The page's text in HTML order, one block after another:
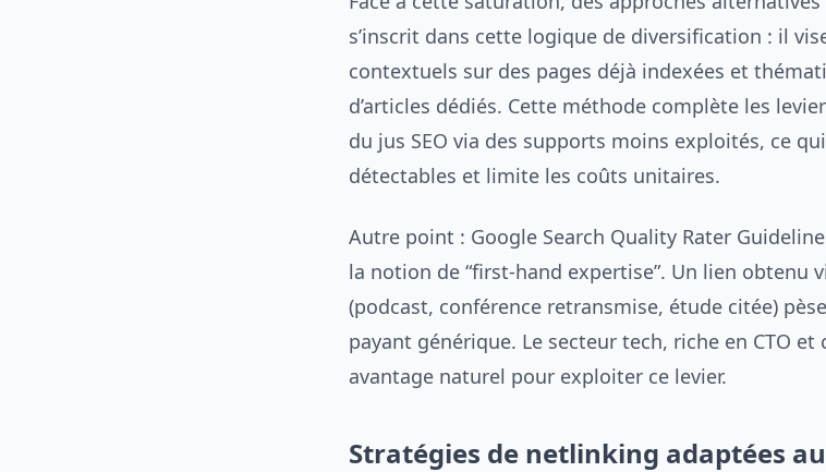
s’inscrit dans cette logique de diversification : il
contextuels sur des pages déjà indexées et
d’articles dédiés. Cette méthode complète les
du jus SEO via des supports moins exploités, ce
détectables et limite les coûts unitaires.
Autre point : Google Search Quality Rater
la notion de “first-hand expertise”. Un lien obtenu
(podcast, conférence retransmise, étude citée)
payant générique. Le secteur tech, riche en CTO et
avantage naturel pour exploiter ce levier.
Stratégies de netlinking adaptées